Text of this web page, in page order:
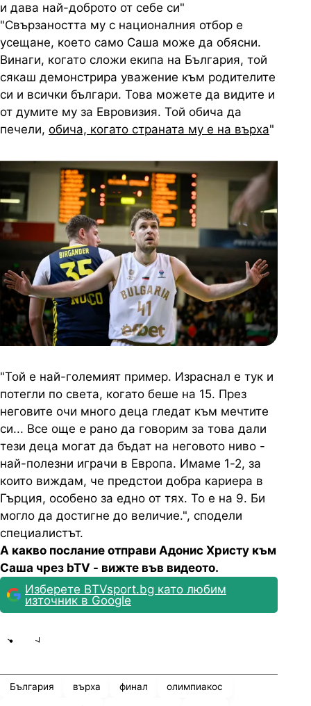
и дава най-доброто от себе си"
"Свързаността му с националния отбор е
усещане, което само Саша може да обясни.
Винаги, когато сложи екипа на България, той
сякаш демонстрира уважение към родителите
си и всички българи. Това можете да видите и
от думите му за Евровизия. Той обича да
печели, обича, когато страната му е на върха"
"Той е най-големият пример. Израснал е тук и
потегли по света, когато беше на 15. През
неговите очи много деца гледат към мечтите
си... Все още е рано да говорим за това дали
тези деца могат да бъдат на неговото ниво -
най-полезни играчи в Европа. Имаме 1-2, за
които виждам, че предстои добра кариера в
Гърция, особено за едно от тях. То е на 9. Би
могло да достигне до величие.", сподели
специалистът.
А какво послание отправи Адонис Христу към
Саша чрез bTV - вижте във видеото.
Изберете BTVsport.bg като любим
източник в Google
България върха финал олимпиакос